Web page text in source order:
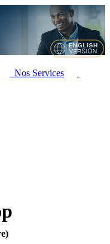
Nos Services